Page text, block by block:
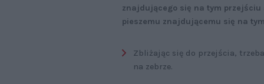
znajdującego się na tym
pieszemu znajdującemu się na
Zbliżając się do przejścia,
na zebrze.